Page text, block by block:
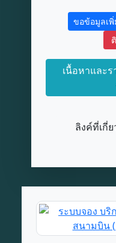
ขอข้อมูลเ
เนื้อหาและร
ลิงค์ที่เกี่